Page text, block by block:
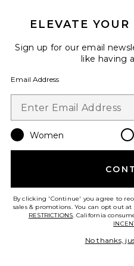
Favorite Liv
ELEVATE
Sign up for our email
like having
Email Address
Women
By clicking 'Continue' you agree to
sales & promotions. You can opt out
RESTRICTIONS. California
No thanks,